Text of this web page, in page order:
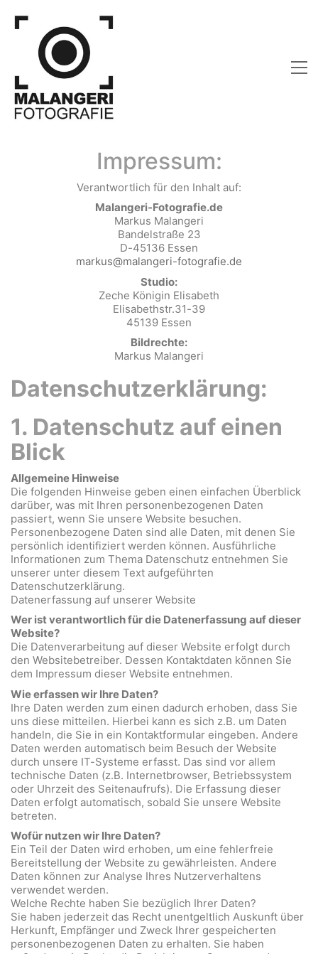
Impressum:
Verantwortlich für den Inhalt auf:
Malangeri-Fotografie.de
Markus Malangeri
Bandelstraße 23
D-45136 Essen
markus@malangeri-fotografie.de
Studio:
Zeche Königin Elisabeth
Elisabethstr.31-39
45139 Essen
Bildrechte:
Markus Malangeri
Datenschutzerklärung:
1. Datenschutz auf einen
Blick
Allgemeine Hinweise
Die folgenden Hinweise geben einen einfachen Überblick
darüber, was mit Ihren personenbezogenen Daten
passiert, wenn Sie unsere Website besuchen.
Personenbezogene Daten sind alle Daten, mit denen Sie
persönlich identifiziert werden können. Ausführliche
Informationen zum Thema Datenschutz entnehmen Sie
unserer unter diesem Text aufgeführten
Datenschutzerklärung.
Datenerfassung auf unserer Website
Wer ist verantwortlich für die Datenerfassung auf dieser
Website?
Die Datenverarbeitung auf dieser Website erfolgt durch
den Websitebetreiber. Dessen Kontaktdaten können Sie
dem Impressum dieser Website entnehmen.
Wie erfassen wir Ihre Daten?
Ihre Daten werden zum einen dadurch erhoben, dass Sie
uns diese mitteilen. Hierbei kann es sich z.B. um Daten
handeln, die Sie in ein Kontaktformular eingeben. Andere
Daten werden automatisch beim Besuch der Website
durch unsere IT-Systeme erfasst. Das sind vor allem
technische Daten (z.B. Internetbrowser, Betriebssystem
oder Uhrzeit des Seitenaufrufs). Die Erfassung dieser
Daten erfolgt automatisch, sobald Sie unsere Website
betreten.
Wofür nutzen wir Ihre Daten?
Ein Teil der Daten wird erhoben, um eine fehlerfreie
Bereitstellung der Website zu gewährleisten. Andere
Daten können zur Analyse Ihres Nutzerverhaltens
verwendet werden.
Welche Rechte haben Sie bezüglich Ihrer Daten?
Sie haben jederzeit das Recht unentgeltlich Auskunft über
Herkunft, Empfänger und Zweck Ihrer gespeicherten
personenbezogenen Daten zu erhalten. Sie haben